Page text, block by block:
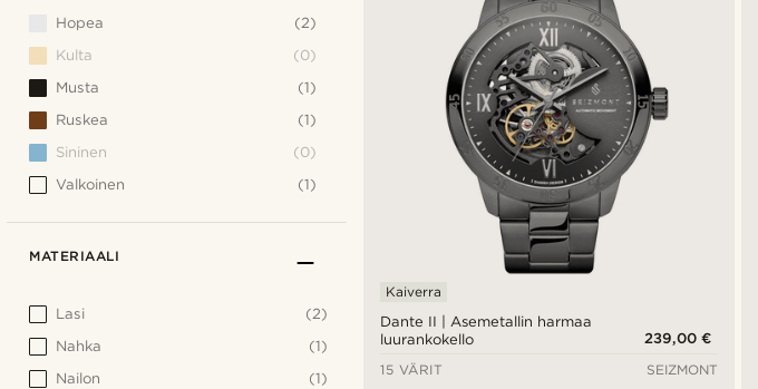
Dante II | Asemetallin harmaa
luurankokello
Kaiverra
239,00 €
15 VÄRIT
SEIZMONT
Hopea
(2)
Kulta
(0)
Musta
(1)
Ruskea
(1)
Sininen
(0)
Valkoinen
(1)
MATERIAALI
Lasi
(2)
Nahka
(1)
Nailon
(1)